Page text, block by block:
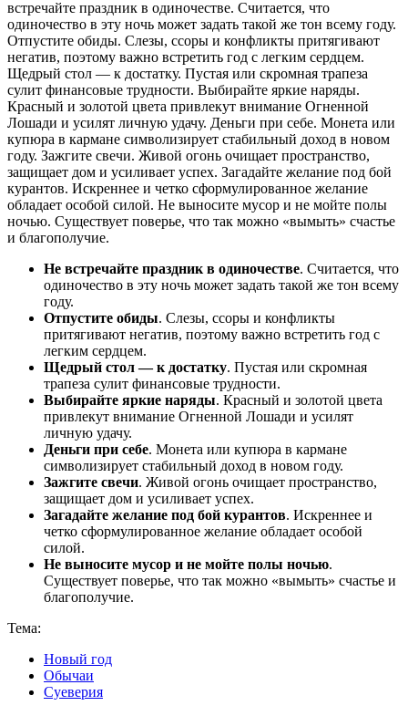
Не встречайте праздник в одиночестве. Считается, что
одиночество в эту ночь может задать такой же тон всему
году.
Отпустите обиды. Слезы, ссоры и конфликты
притягивают негатив, поэтому важно встретить год с
легким сердцем.
Щедрый стол — к достатку. Пустая или скромная
трапеза сулит финансовые трудности.
Выбирайте яркие наряды. Красный и золотой цвета
привлекут внимание Огненной Лошади и усилят
личную удачу.
Деньги при себе. Монета или купюра в кармане
символизирует стабильный доход в новом году.
Зажгите свечи. Живой огонь очищает пространство,
защищает дом и усиливает успех.
Загадайте желание под бой курантов. Искреннее и
четко сформулированное желание обладает особой
силой.
Не выносите мусор и не мойте полы ночью.
Существует поверье, что так можно «вымыть» счастье и
благополучие.
Тема:
Новый год
Обычаи
Суеверия